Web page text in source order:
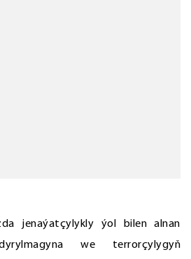
jenaýatçylykly ýol bilen alnan
we terrorçylygyň